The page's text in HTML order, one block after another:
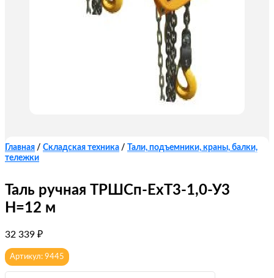
Главная / Складская техника /
Тали, подъемники, краны, балки,
тележки
Таль ручная ТРШCп-ЕхТ3-1,0-У3
Н=12 м
32 339 ₽
Артикул: 9445